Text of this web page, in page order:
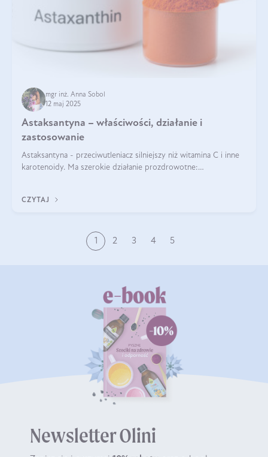
mgr inż. Anna Sobol
12 maj 2025
Astaksantyna – właściwości, działanie i
zastosowanie
Astaksantyna - przeciwutleniacz silniejszy niż witamina C i inne
karotenoidy. Ma szerokie działanie prozdrowotne:
CZYTAJ
1 2 3 4 5
Newsletter Olini